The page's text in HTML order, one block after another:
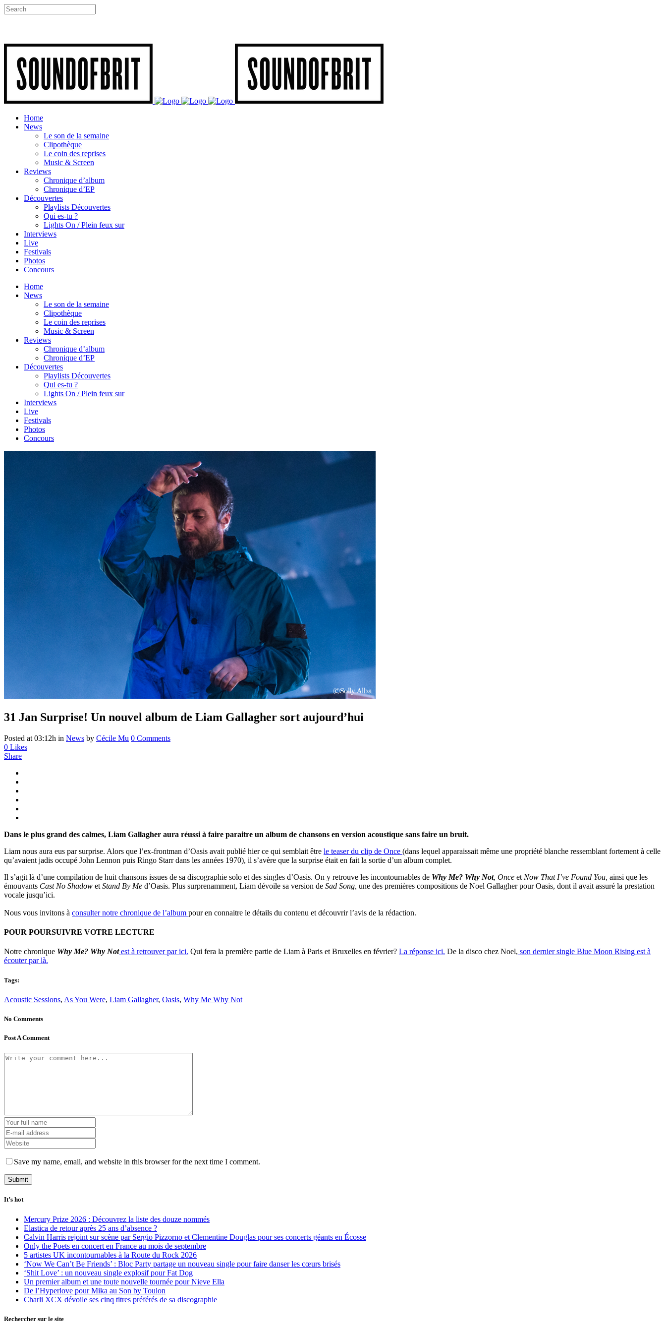
Home
News
Le son de la semaine
Clipothèque
Le coin des reprises
Music & Screen
Reviews
Chronique d’album
Chronique d’EP
Découvertes
Playlists Découvertes
Qui es-tu ?
Lights On / Plein feux sur
Interviews
Live
Festivals
Photos
Concours
Home
News
Le son de la semaine
Clipothèque
Le coin des reprises
Music & Screen
Reviews
Chronique d’album
Chronique d’EP
Découvertes
Playlists Découvertes
Qui es-tu ?
Lights On / Plein feux sur
Interviews
Live
Festivals
Photos
Concours
31 Jan Surprise! Un nouvel album de Liam Gallagher sort aujourd’hui
Posted at 03:12h in News by Cécile Mu 0 Comments
0 Likes
Share
Dans le plus grand des calmes, Liam Gallagher aura réussi à faire paraitre un album de chansons en version acoustique sans faire un bruit.
Liam nous aura eus par surprise. Alors que l’ex-frontman d’Oasis avait publié hier ce qui semblait être le teaser du clip de Once (dans lequel apparaissait même une propriété blanche ressemblant fortement à celle
qu’avaient jadis occupé John Lennon puis Ringo Starr dans les années 1970), il s’avère que la surprise était en fait la sortie d’un album complet.
Il s’agit là d’une compilation de huit chansons issues de sa discographie solo et des singles d’Oasis. On y retrouve les incontournables de Why Me? Why Not, Once et Now That I’ve Found You, ainsi que les
émouvants Cast No Shadow et Stand By Me d’Oasis. Plus surprenamment, Liam dévoile sa version de Sad Song, une des premières compositions de Noel Gallagher pour Oasis, dont il avait assuré la prestation
vocale jusqu’ici.
Nous vous invitons à consulter notre chronique de l’album pour en connaitre le détails du contenu et découvrir l’avis de la rédaction.
POUR POURSUIVRE VOTRE LECTURE
Notre chronique Why Me? Why Notest à retrouver par ici. Qui fera la première partie de Liam à Paris et Bruxelles en février? La réponse ici. De la disco chez Noel, son dernier single Blue Moon Rising est à
écouter par là.
Tags:
Acoustic Sessions, As You Were, Liam Gallagher, Oasis, Why Me Why Not
No Comments
Post A Comment
Save my name, email, and website in this browser for the next time I comment.
It’s hot
Mercury Prize 2026 : Découvrez la liste des douze nommés
Elastica de retour après 25 ans d’absence ?
Calvin Harris rejoint sur scène par Sergio Pizzorno et Clementine Douglas pour ses concerts géants en Écosse
Only the Poets en concert en France au mois de septembre
5 artistes UK incontournables à la Route du Rock 2026
‘Now We Can’t Be Friends’ : Bloc Party partage un nouveau single pour faire danser les cœurs brisés
‘Shit Love’ : un nouveau single explosif pour Fat Dog
Un premier album et une toute nouvelle tournée pour Nieve Ella
De l’Hyperlove pour Mika au Son by Toulon
Charli XCX dévoile ses cinq titres préférés de sa discographie
Rechercher sur le site